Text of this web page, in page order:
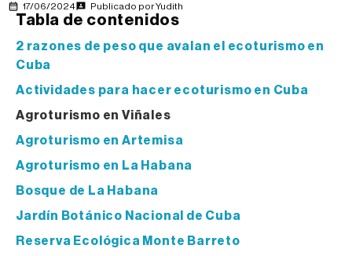
17/06/2024 Publicado porYudith
Tabla de contenidos
2 razones de peso que avalan el ecoturismo en
Cuba
Actividades para hacer ecoturismo en Cuba
Agroturismo en Viñales
Agroturismo en Artemisa
Agroturismo en La Habana
Bosque de La Habana
Jardín Botánico Nacional de Cuba
Reserva Ecológica Monte Barreto